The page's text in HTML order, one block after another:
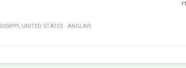
, UNITED STATES · ANGLAIS